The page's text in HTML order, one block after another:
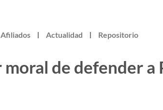
Afiliados Actualidad Repositorio
de defender a